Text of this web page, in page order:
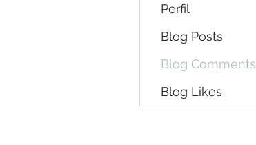
Perfil
Blog Posts
Blog Comments
Blog Likes